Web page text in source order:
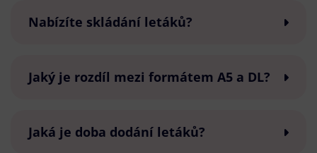
Nabízíte skládání letáků?
Jaký je rozdíl mezi formátem A5 a DL?
Jaká je doba dodání letáků?